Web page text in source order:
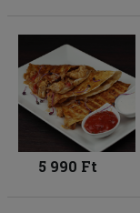
5 990 Ft